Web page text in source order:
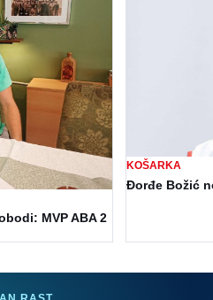
MVP ABA 2
KOŠARKA
Đorđe Božić